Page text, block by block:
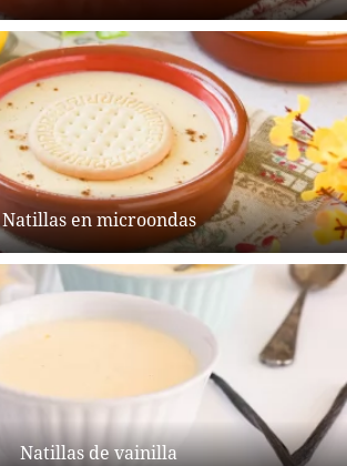
Natillas en microondas
Natillas de vainilla